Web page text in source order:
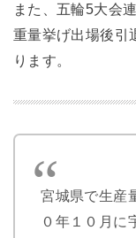
また、五輪5大会
重量挙げ出場後引
ります。
宮城県で生産
０年１０月に